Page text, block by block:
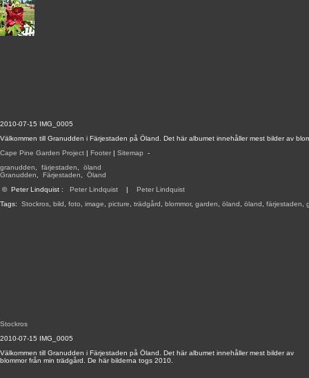
2010-07-15 IMG_0005
Välkommen till Granudden i Färjestaden på Öland. Det här albumet innehåller mest bilder av
Cape Pine Garden Project | Footer | Sitemap -
granudden
färjestaden
öland
Granudden
Färjestaden
Öland
© Peter Lindquist : Peter Lindquist | Peter Lindquist
Tags: Stockros bild foto image picture trädgård blommor, garden öland öland färjestaden
Stockros
2010-07-15 IMG_0005
Välkommen till Granudden i Färjestaden på Öland. Det här albumet innehåller mest bilder av
blommor från min trädgård. De här bilderna togs 2010.